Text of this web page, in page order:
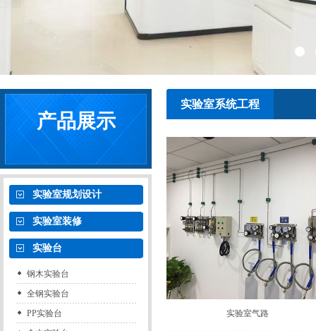
产品展示
实验室规划设计
实验室装修
实验台
钢木实验台
全钢实验台
PP实验台
实验室系统工程
实验室气路